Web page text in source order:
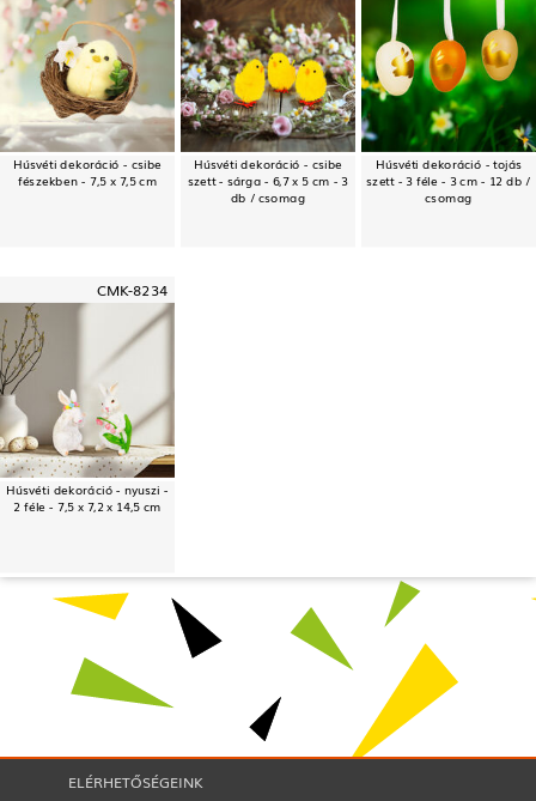
Húsvéti dekoráció - csibe
fészekben - 7,5 x 7,5 cm
Húsvéti dekoráció - csibe
szett - sárga - 6,7 x 5 cm - 3
db / csomag
Húsvéti dekoráció - tojás
szett - 3 féle - 3 cm - 12 db /
csomag
CMK-8234
Húsvéti dekoráció - nyuszi -
2 féle - 7,5 x 7,2 x 14,5 cm
ELÉRHETŐSÉGEINK